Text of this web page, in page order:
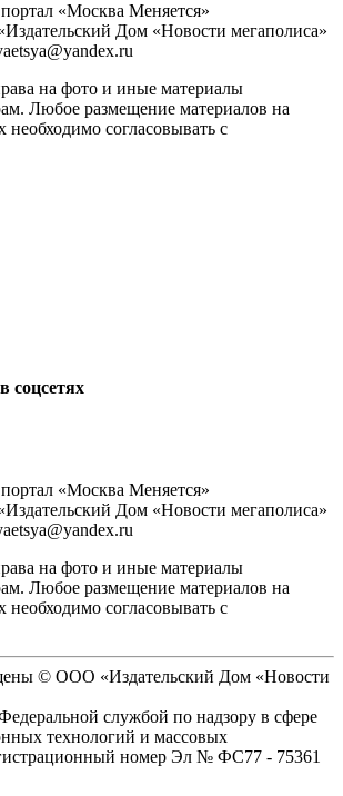
«Москва Меняется»
Дом «Новости мегаполиса»
на фото и иные материалы
Любое размещение материалов на
необходимо согласовывать с
соцсетях
«Москва Меняется»
Дом «Новости мегаполиса»
на фото и иные материалы
Любое размещение материалов на
необходимо согласовывать с
© ООО «Издательский Дом «Новости
службой по надзору в сфере
технологий и массовых
номер Эл № ФС77 - 75361